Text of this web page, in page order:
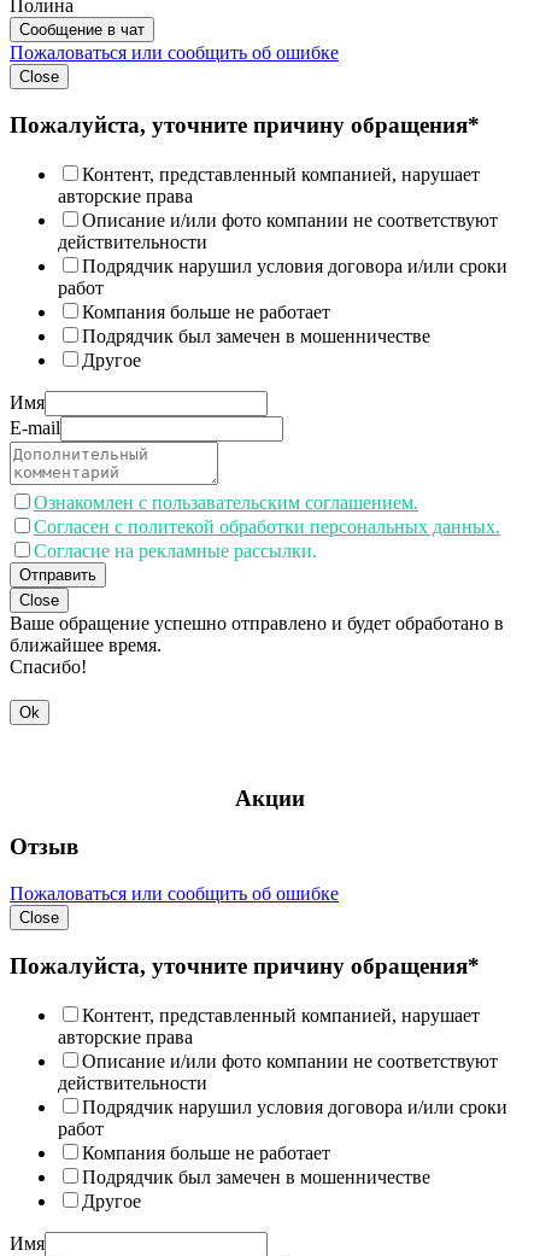
Полина
Сообщение в чат
Пожаловаться или сообщить об ошибке
Close
Пожалуйста, уточните причину обращения*
Контент, представленный компанией, нарушает
авторские права
Описание и/или фото компании не соответствуют
действительности
Подрядчик нарушил условия договора и/или сроки
работ
Компания больше не работает
Подрядчик был замечен в мошенничестве
Другое
Имя
E-mail
Ознакомлен с пользавательским соглашением.
Согласен с политекой обработки персональных данных.
Согласие на рекламные рассылки.
Отправить
Close
Ваше обращение успешно отправлено и будет обработано в
ближайшее время.
Спасибо!
Ok
Акции
Отзыв
Пожаловаться или сообщить об ошибке
Close
Пожалуйста, уточните причину обращения*
Контент, представленный компанией, нарушает
авторские права
Описание и/или фото компании не соответствуют
действительности
Подрядчик нарушил условия договора и/или сроки
работ
Компания больше не работает
Подрядчик был замечен в мошенничестве
Другое
Имя